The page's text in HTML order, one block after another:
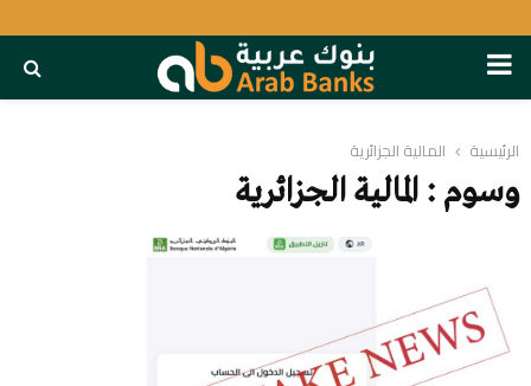
PRIMARY
MENU
الرئيسية المالية الجزائرية
وسوم : المالية الجزائرية